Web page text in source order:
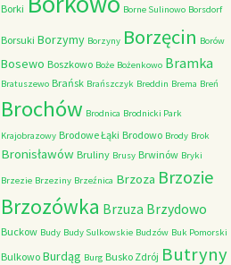
Borki Borne Sulinowo Borsdorf
Borsuki Borzymy Borzyny Borzęcin Borów
Bosewo Boszkowo Boże Bożenkowo Bramka
Bratuszewo Brańsk Brańszczyk Breddin Brema Breń
Brochów Brodnica Brodnicki Park
Krajobrazowy Brodowe Łąki Brodowo Brody Brok
Bronisławów Bruliny Brusy Brwinów Bryki
Brzezie Brzeziny Brzeźnica Brzoza Brzozie
Brzozówka Brzuza Brzydowo
Buckow Budy Budy Sulkowskie Budzów Buk Pomorski
Bulkowo Burdąg Burg Busko Zdrój Butryny